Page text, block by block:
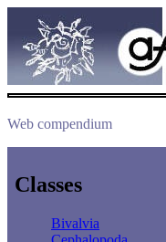
Web compendium
Classes
Bivalvia